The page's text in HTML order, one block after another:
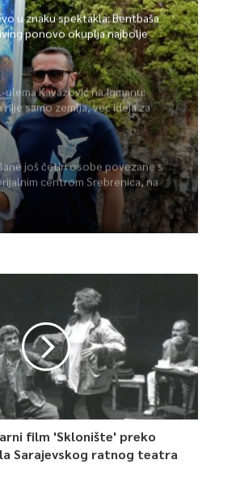
u znaku spektakla: Bentbaša
ponovo okuplja najbolje
i vrhunsku zabavu
ulema Kavazović na Igmanu:
nije samo zemlja, već ideja za
živi
još četiri osobe povezane s
centrom Srebrenica, na
ukupno 26
film 'Sklonište' preko
Sarajevskog ratnog teatra